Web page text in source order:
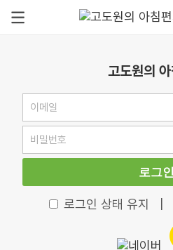
고도원의 아
로그인
로그인 상태 유지